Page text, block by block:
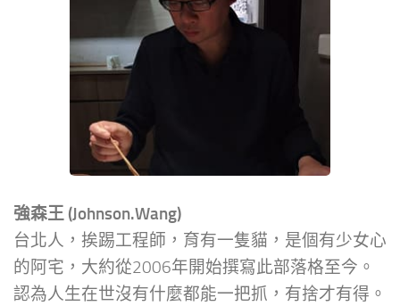
強森王 (Johnson.Wang)
台北人，挨踢工程師，育有一隻貓，是個有少女心
的阿宅，大約從2006年開始撰寫此部落格至今。
認為人生在世沒有什麼都能一把抓，有捨才有得。